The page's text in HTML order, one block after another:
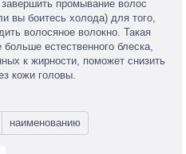
промывание волос
вы боитесь холода) для того,
волосяное волокно. Такая
естественного блеска,
к жирности, поможет снизить
кожи головы.
наименованию